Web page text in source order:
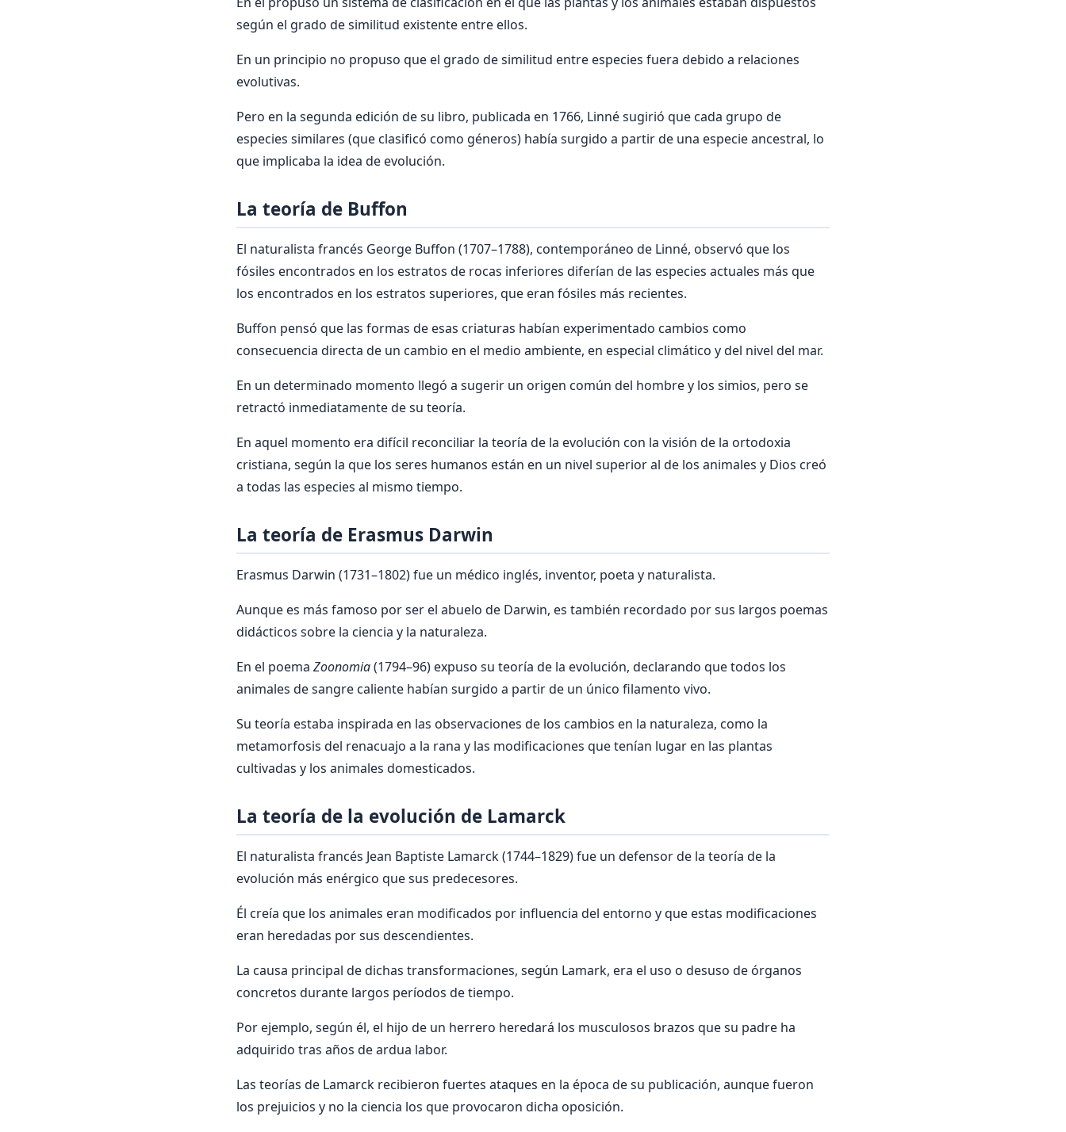
según el grado de similitud existente entre ellos.
En un principio no propuso que el grado de similitud entre especies fuera debido a relaciones
evolutivas.
Pero en la segunda edición de su libro, publicada en 1766, Linné sugirió que cada grupo de
especies similares (que clasificó como géneros) había surgido a partir de una especie ancestral, lo
que implicaba la idea de evolución.
La teoría de Buffon
El naturalista francés George Buffon (1707–1788), contemporáneo de Linné, observó que los
fósiles encontrados en los estratos de rocas inferiores diferían de las especies actuales más que
los encontrados en los estratos superiores, que eran fósiles más recientes.
Buffon pensó que las formas de esas criaturas habían experimentado cambios como
consecuencia directa de un cambio en el medio ambiente, en especial climático y del nivel del mar.
En un determinado momento llegó a sugerir un origen común del hombre y los simios, pero se
retractó inmediatamente de su teoría.
En aquel momento era difícil reconciliar la teoría de la evolución con la visión de la ortodoxia
cristiana, según la que los seres humanos están en un nivel superior al de los animales y Dios creó
a todas las especies al mismo tiempo.
La teoría de Erasmus Darwin
Erasmus Darwin (1731–1802) fue un médico inglés, inventor, poeta y naturalista.
Aunque es más famoso por ser el abuelo de Darwin, es también recordado por sus largos poemas
didácticos sobre la ciencia y la naturaleza.
En el poema Zoonomia(1794–96) expuso su teoría de la evolución, declarando que todos los
animales de sangre caliente habían surgido a partir de un único filamento vivo.
Su teoría estaba inspirada en las observaciones de los cambios en la naturaleza, como la
metamorfosis del renacuajo a la rana y las modificaciones que tenían lugar en las plantas
cultivadas y los animales domesticados.
La teoría de la evolución de Lamarck
El naturalista francés Jean Baptiste Lamarck (1744–1829) fue un defensor de la teoría de la
evolución más enérgico que sus predecesores.
Él creía que los animales eran modificados por influencia del entorno y que estas modificaciones
eran heredadas por sus descendientes.
La causa principal de dichas transformaciones, según Lamark, era el uso o desuso de órganos
concretos durante largos períodos de tiempo.
Por ejemplo, según él, el hijo de un herrero heredará los musculosos brazos que su padre ha
adquirido tras años de ardua labor.
Las teorías de Lamarck recibieron fuertes ataques en la época de su publicación, aunque fueron
los prejuicios y no la ciencia los que provocaron dicha oposición.